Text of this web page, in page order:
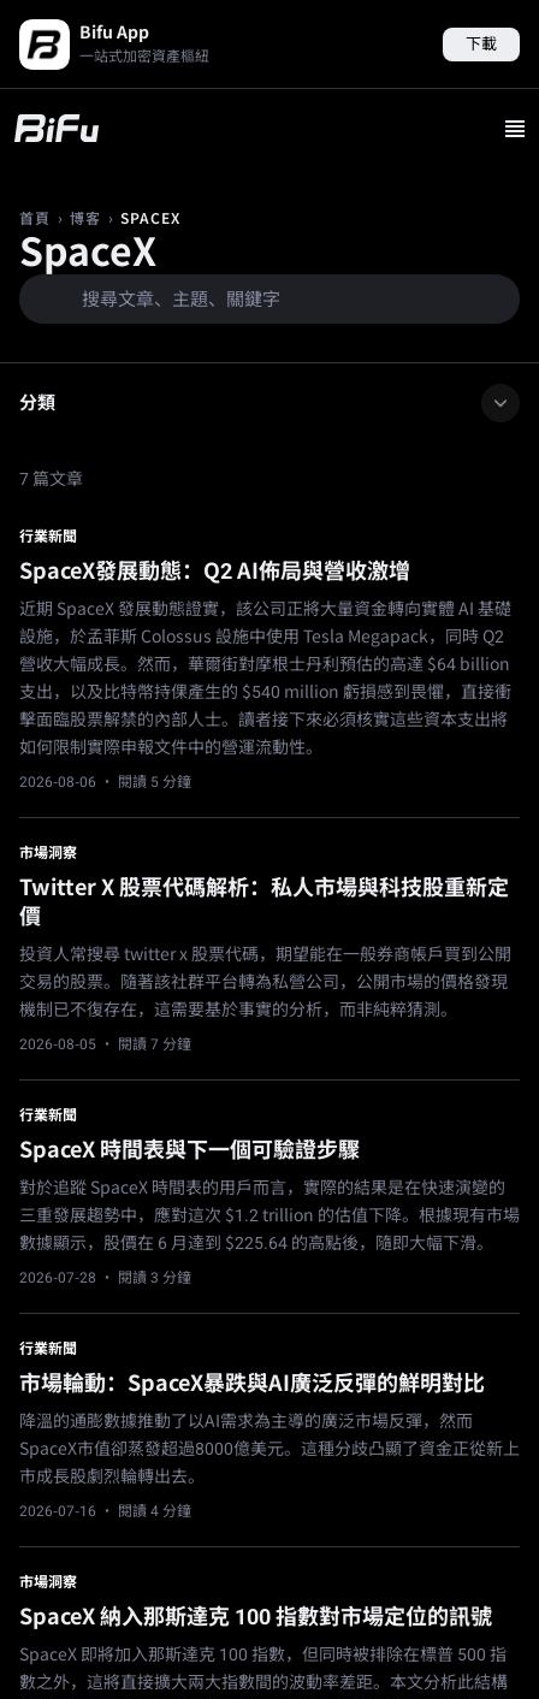
Bifu App
一站式加密資產樞紐
下載
首頁 › 博客 › SPACEX
SpaceX
分類
7 篇文章
行業新聞
SpaceX發展動態：Q2 AI佈局與營收激增
近期 SpaceX 發展動態證實，該公司正將大量資金轉向實體 AI 基礎
設施，於孟菲斯 Colossus 設施中使用 Tesla Megapack，同時 Q2
營收大幅成長。然而，華爾街對摩根士丹利預估的高達 $64 billion
支出，以及比特幣持倮產生的 $540 million 虧損感到畏懼，直接衝
擊面臨股票解禁的內部人士。讀者接下來必須核實這些資本支出將
如何限制實際申報文件中的營運流動性。
2026-08-06 · 閱讀 5 分鐘
市場洞察
Twitter X 股票代碼解析：私人市場與科技股重新定
價
投資人常搜尋 twitter x 股票代碼，期望能在一般券商帳戶買到公開
交易的股票。隨著該社群平台轉為私營公司，公開市場的價格發現
機制已不復存在，這需要基於事實的分析，而非純粹猜測。
2026-08-05 · 閱讀 7 分鐘
行業新聞
SpaceX 時間表與下一個可驗證步驟
對於追蹤 SpaceX 時間表的用戶而言，實際的結果是在快速演變的
三重發展趨勢中，應對這次 $1.2 trillion 的估值下降。根據現有市場
數據顯示，股價在 6 月達到 $225.64 的高點後，隨即大幅下滑。
2026-07-28 · 閱讀 3 分鐘
行業新聞
市場輪動：SpaceX暴跌與AI廣泛反彈的鮮明對比
降溫的通膨數據推動了以AI需求為主導的廣泛市場反彈，然而
SpaceX市值卻蒸發超過8000億美元。這種分歧凸顯了資金正從新上
市成長股劇烈輪轉出去。
2026-07-16 · 閱讀 4 分鐘
市場洞察
SpaceX 納入那斯達克 100 指數對市場定位的訊號
SpaceX 即將加入那斯達克 100 指數，但同時被排除在標普 500 指
數之外，這將直接擴大兩大指數間的波動率差距。本文分析此結構